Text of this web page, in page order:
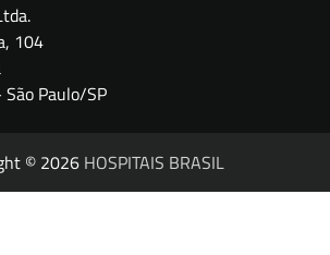
104
Paulo/SP
© 2026 HOSPITAIS BRASIL